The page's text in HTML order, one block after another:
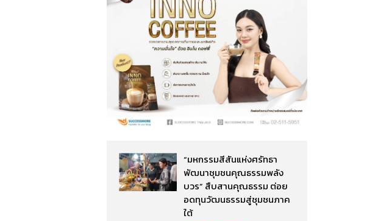
“มหกรรมสีสันแห่งศรัทธา
พัฒนาชุมชนคุณธรรมพลัง
บวร” สืบสานคุณธรรม ต่อย
อดทุนวัฒนธรรมสู่ชุมชนภาค
ใต้